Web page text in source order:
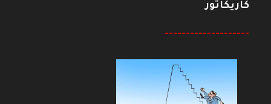
كاريكاتور
--------------------